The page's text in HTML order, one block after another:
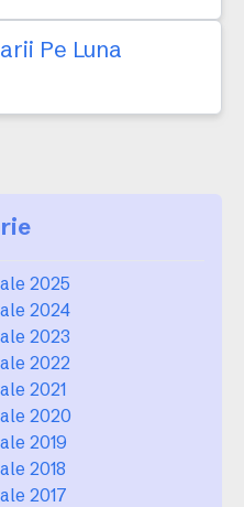
Pe Luna
2025
2024
2023
2022
2021
2020
2019
2018
2017